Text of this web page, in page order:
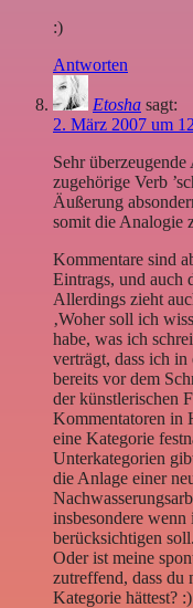
:)
Antworten
Etosha sagt:
2. März 2007 um
Sehr
zugehörige Verb
Äußerung
somit die Analogie
Kommentare sind
Eintrags, und auch
Allerdings zieht
‚Woher soll ich
habe, was ich
verträgt, dass ich
bereits vor dem
der künstlerischen
Kommentatoren in
eine Kategorie
Unterkategorien
die Anlage einer
insbesondere
berücksichtigen soll.
Oder ist meine
zutreffend, dass du
Kategorie hättest? :)